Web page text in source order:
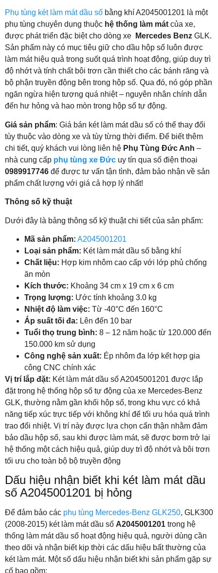
Phụ tùng két làm mát dầu số bằng khí A2045001201 là một
phụ tùng chuyên dụng thuộc hệ thống làm mát của xe,
được phát triển đặc biệt cho dòng xe
Mercedes Benz GLK.
Sản phẩm này có mục tiêu giữ cho dầu hộp số luôn được
làm mát hiệu quả trong suốt quá trình hoạt động, giúp duy trì
độ nhớt và tính chất bôi trơn cần thiết cho các bánh răng và
bộ phận truyền động bên trong hộp số. Qua đó, nó góp phần
ngăn ngừa hiện tượng quá nhiệt – nguyên nhân chính dẫn
đến hư hỏng và hao mòn trong hộp số tự động.
Giá sản phẩm: Giá bán két làm mát dầu số có thể thay đổi
tùy thuộc vào dòng xe và tùy từng thời điểm. Để biết thêm
chi tiết, quý khách vui lòng liên hệ Phụ Tùng Đức Anh –
nhà cung cấp phụ tùng xe Đức uy tín qua số điện thoại
0989917746 để được tư vấn tận tình, đảm bảo nhận về sản
phẩm chất lượng với giá cả hợp lý nhất!
Thông số kỹ thuật
Dưới đây là bảng thông số kỹ thuật chi tiết của sản phẩm:
Mã sản phẩm: A2045001201
Loại sản phẩm: Két làm mát dầu số bằng khí
Chất liệu: Hợp kim nhôm cao cấp với lớp phủ chống
ăn mòn
Kích thước: Khoảng 34 cm x 19 cm x 6 cm
Trọng lượng: Ước tính khoảng 3.0 kg
Nhiệt độ làm việc: Từ -40°C đến 160°C
Áp suất tối đa: Lên đến 10 bar
Tuổi thọ trung bình: 8 – 12 năm hoặc từ 120.000 đến
150.000 km sử dụng
Công nghệ sản xuất: Ép nhôm đa lớp kết hợp gia
công CNC chính xác
Vị trí lắp đặt: Két làm mát dầu số A2045001201 được lắp
đặt trong hệ thống hộp số tự động của xe Mercedes‑Benz
GLK, thường nằm gần khối hộp số, trong khu vực có khả
năng tiếp xúc trực tiếp với không khí để tối ưu hóa quá trình
trao đổi nhiệt. Vị trí này được lựa chọn cẩn thận nhằm đảm
bảo dầu hộp số, sau khi được làm mát, sẽ được bơm trở lại
hệ thống một cách hiệu quả, giúp duy trì độ nhớt và bôi trơn
tối ưu cho toàn bộ bộ truyền động
Dấu hiệu nhận biết khi két làm mát dầu
số A2045001201 bị hỏng
Để đảm bảo các phụ tùng Mercedes-Benz GLK250, GLK300
(2008-2015) két làm mát dầu số A2045001201 trong hệ
thống làm mát dầu số hoạt động hiệu quả, người dùng cần
theo dõi và nhận biết kịp thời các dấu hiệu bất thường của
két làm mát. Một số dấu hiệu nhận biết khi sản phẩm gặp sự
cố bao gồm: